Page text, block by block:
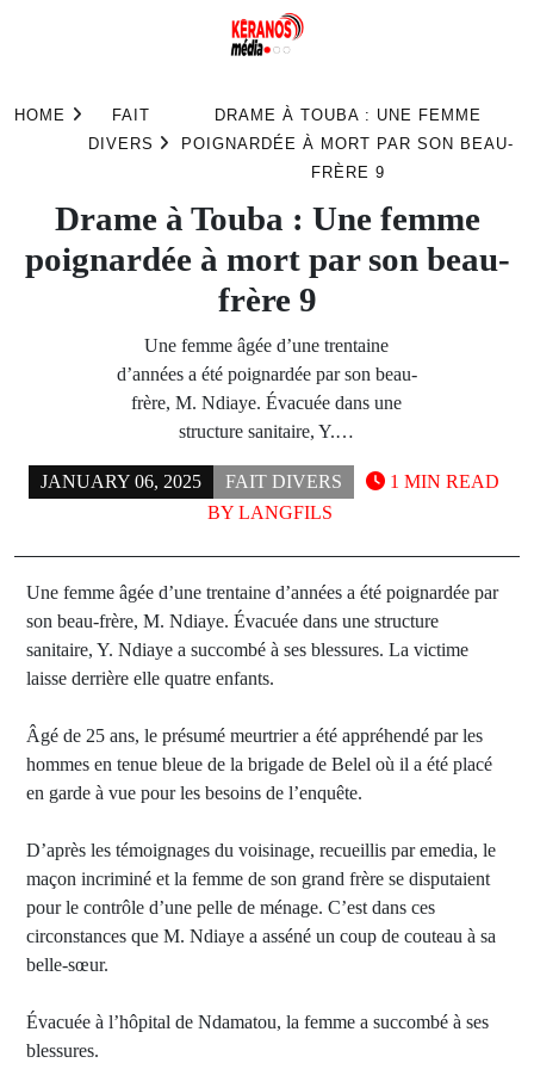
HOME
FAIT
DIVERS
DRAME À TOUBA : UNE FEMME
POIGNARDÉE À MORT PAR SON BEAU-
FRÈRE 9
Drame à Touba : Une femme
poignardée à mort par son beau-
frère 9
Une femme âgée d’une trentaine
d’années a été poignardée par son beau-
frère, M. Ndiaye. Évacuée dans une
structure sanitaire, Y.…
JANUARY 06, 2025
FAIT DIVERS
BY LANGFILS
1 MIN READ
Une femme âgée d’une trentaine d’années a été poignardée par
son beau-frère, M. Ndiaye. Évacuée dans une structure
sanitaire, Y. Ndiaye a succombé à ses blessures. La victime
laisse derrière elle quatre enfants.
Âgé de 25 ans, le présumé meurtrier a été appréhendé par les
hommes en tenue bleue de la brigade de Belel où il a été placé
en garde à vue pour les besoins de l’enquête.
D’après les témoignages du voisinage, recueillis par emedia, le
maçon incriminé et la femme de son grand frère se disputaient
pour le contrôle d’une pelle de ménage. C’est dans ces
circonstances que M. Ndiaye a asséné un coup de couteau à sa
belle-sœur.
Évacuée à l’hôpital de Ndamatou, la femme a succombé à ses
blessures.